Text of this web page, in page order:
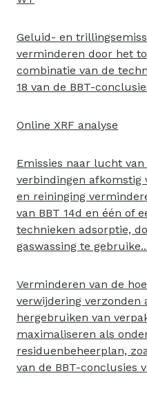
Geluid- en
verminderen door het
combinatie van de
18 van de BBT-
Online XRF analyse
Emissies naar lucht
verbindingen afkomstig
en reininging
van BBT 14d en één of
technieken adsorptie,
gaswassing te
Verminderen van de
verwijdering verzonden
hergebruiken van
maximaliseren als
residuenbeheerplan,
van de BBT-conclusies